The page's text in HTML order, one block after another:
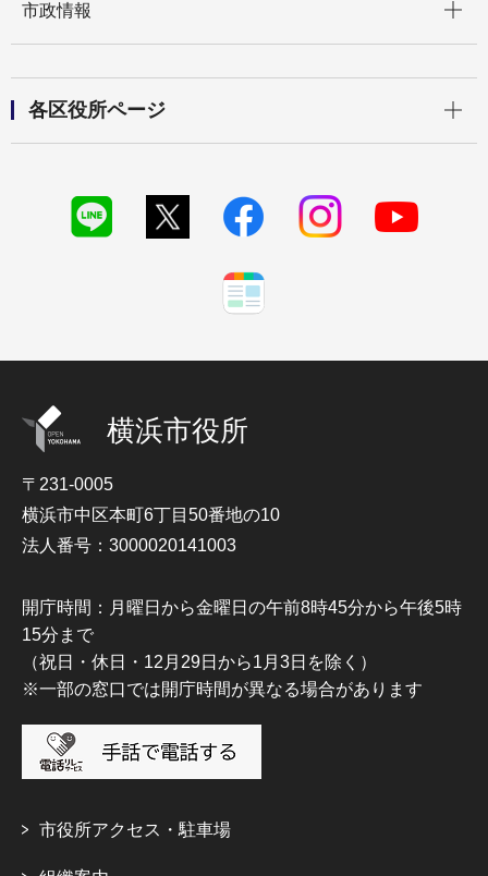
市政情報
各区役所ページ
横浜市役所
〒231-0005
横浜市中区本町6丁目50番地の10
法人番号：3000020141003
開庁時間：月曜日から金曜日の午前8時45分から午後5時
15分まで
（祝日・休日・12月29日から1月3日を除く）
※一部の窓口では開庁時間が異なる場合があります
市役所アクセス・駐車場